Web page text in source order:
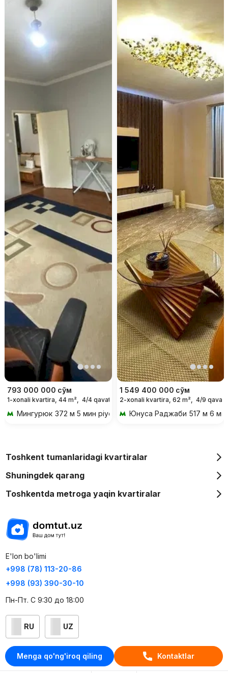
Menga qo'ng'iroq qiling Kontaktlar
793 000 000 сўм
1-xonali kvartira, 44 m², 4/4 qavat
Мингурюк 372 м 5 мин piyoda
1 549 400 000 сўм
2-xonali kvartira, 62 m², 4/9 qavat
Юнуса Раджаби 517 м 6
Toshkent tumanlaridagi kvartiralar
Shuningdek qarang
Toshkentda metroga yaqin kvartiralar
E'lon bo'limi
+998 (78) 113-20-86
+998 (93) 390-30-10
Пн-Пт. С 9:30 до 18:00
RU UZ
Kontaktlar